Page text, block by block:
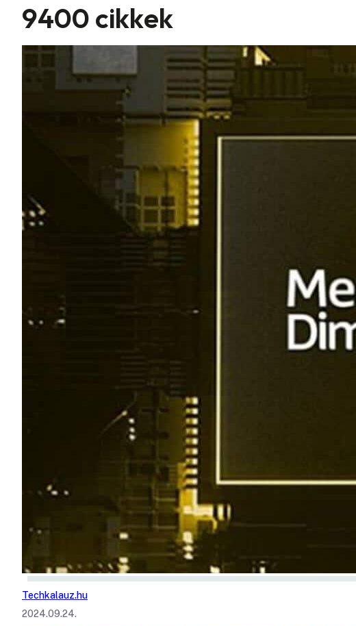
9400 cikkek
Techkalauz.hu
2024.09.24.